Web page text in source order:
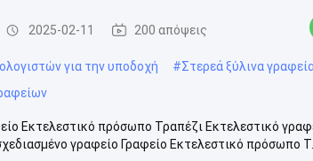
2025-02-11 200 απόψεις
για την υποδοχή #Στερεά ξύλινα
Εκτελεστικό πρόσωπο Τραπέζι Εκτελεστικό
γραφείο Γραφείο Εκτελεστικό πρόσωπο Τ...